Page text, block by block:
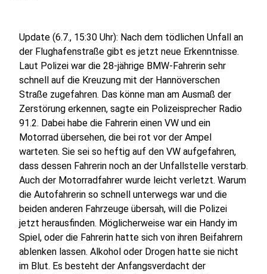
Update (6.7., 15:30 Uhr): Nach dem tödlichen Unfall an
der Flughafenstraße gibt es jetzt neue Erkenntnisse.
Laut Polizei war die 28-jährige BMW-Fahrerin sehr
schnell auf die Kreuzung mit der Hannöverschen
Straße zugefahren. Das könne man am Ausmaß der
Zerstörung erkennen, sagte ein Polizeisprecher Radio
91.2. Dabei habe die Fahrerin einen VW und ein
Motorrad übersehen, die bei rot vor der Ampel
warteten. Sie sei so heftig auf den VW aufgefahren,
dass dessen Fahrerin noch an der Unfallstelle verstarb.
Auch der Motorradfahrer wurde leicht verletzt. Warum
die Autofahrerin so schnell unterwegs war und die
beiden anderen Fahrzeuge übersah, will die Polizei
jetzt herausfinden. Möglicherweise war ein Handy im
Spiel, oder die Fahrerin hatte sich von ihren Beifahrern
ablenken lassen. Alkohol oder Drogen hatte sie nicht
im Blut. Es besteht der Anfangsverdacht der